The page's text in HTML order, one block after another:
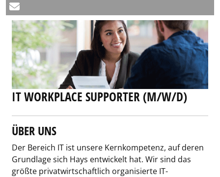
IT WORKPLACE SUPPORTER (M/W/D)
ÜBER UNS
Der Bereich IT ist unsere Kernkompetenz, auf deren
Grundlage sich Hays entwickelt hat. Wir sind das
größte privatwirtschaftlich organisierte IT-